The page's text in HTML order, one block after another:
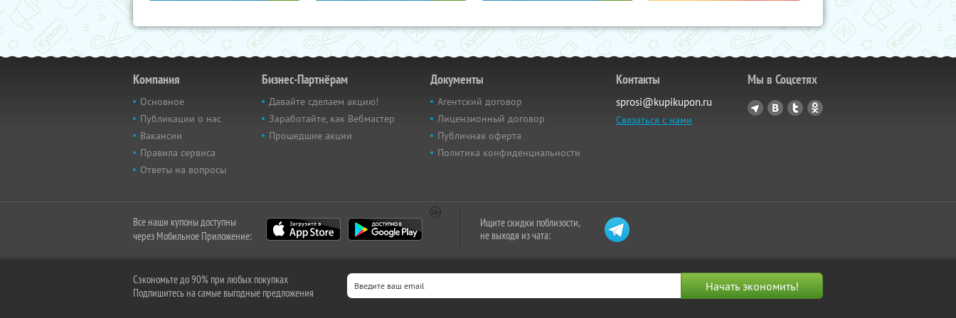
Компания
Основное
Публикации о нас
Вакансии
Правила сервиса
Ответы на вопросы
Бизнес-Партнёрам
Давайте сделаем акцию!
Заработайте, как Вебмастер
Прошедшие акции
Документы
Агентский договор
Лицензионный договор
Публичная оферта
Политика конфиденциальности
Контакты
sprosi@kupikupon.ru
Связаться с нами
Мы в Соцсетях
Все наши купоны доступны
через Мобильное Приложение:
Ищите скидки поблизости,
не выходя из чата:
Сэкономьте до 90% при любых покупках
Подпишитесь на самые выгодные предложения